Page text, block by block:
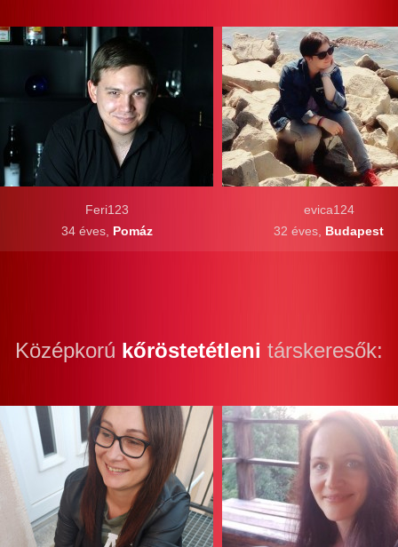
evica124
32 éves, Budapest
Feri123
34 éves, Pomáz
Középkorú kőröstetétleni társkeresők: